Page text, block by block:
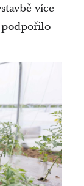
více
podpořilo